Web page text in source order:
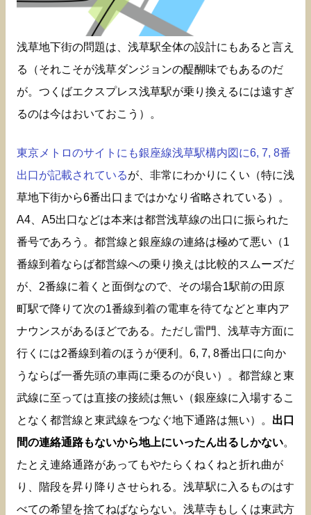
浅草地下街の問題は、浅草駅全体の設計にもあると言え
る（それこそが浅草ダンジョンの醍醐味でもあるのだ
が。つくばエクスプレス浅草駅が乗り換えるには遠すぎ
るのは今はおいておこう）。
東京メトロのサイトにも銀座線浅草駅構内図に6, 7, 8番
出口が記載されているが、非常にわかりにくい（特に浅
草地下街から6番出口まではかなり省略されている）。
A4、A5出口などは本来は都営浅草線の出口に振られた
番号であろう。都営線と銀座線の連絡は極めて悪い（1
番線到着ならば都営線への乗り換えは比較的スムーズだ
が、2番線に着くと面倒なので、その場合1駅前の田原
町駅で降りて次の1番線到着の電車を待てなどと車内ア
ナウンスがあるほどである。ただし雷門、浅草寺方面に
行くには2番線到着のほうが便利。6, 7, 8番出口に向か
うならば一番先頭の車両に乗るのが良い）。都営線と東
武線に至っては直接の接続は無い（銀座線に入場するこ
となく都営線と東武線をつなぐ地下通路は無い）。 出口
間の連絡通路もないから地上にいったん出るしかない。
たとえ連絡通路があってもやたらくねくねと折れ曲が
り、階段を昇り降りさせられる。浅草駅に入るものはす
べての希望を捨てねばならない。浅草寺もしくは東武方